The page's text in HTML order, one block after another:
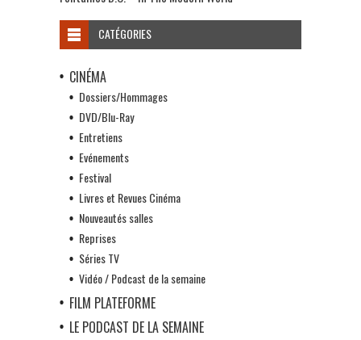
CATÉGORIES
CINÉMA
Dossiers/Hommages
DVD/Blu-Ray
Entretiens
Evénements
Festival
Livres et Revues Cinéma
Nouveautés salles
Reprises
Séries TV
Vidéo / Podcast de la semaine
FILM PLATEFORME
LE PODCAST DE LA SEMAINE